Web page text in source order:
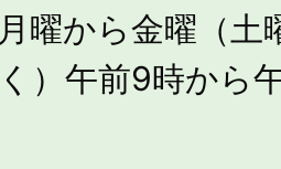
曜から金曜（土
）午前9時から